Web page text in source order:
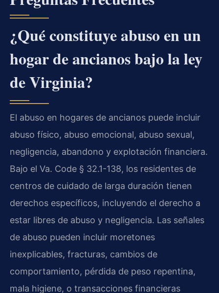
¿Qué constituye abuso en un
hogar de ancianos bajo la ley
de Virginia?
El abuso en hogares de ancianos puede incluir
abuso físico, abuso emocional, abuso sexual,
negligencia, abandono y explotación financiera.
Bajo el Va. Code § 32.1-138, los residentes de
centros de cuidado de larga duración tienen
derechos específicos, incluyendo el derecho a
estar libres de abuso y negligencia. Las señales
de abuso pueden incluir moretones
inexplicables, fracturas, cambios de
comportamiento, pérdida de peso repentina,
mala higiene, o transacciones financieras